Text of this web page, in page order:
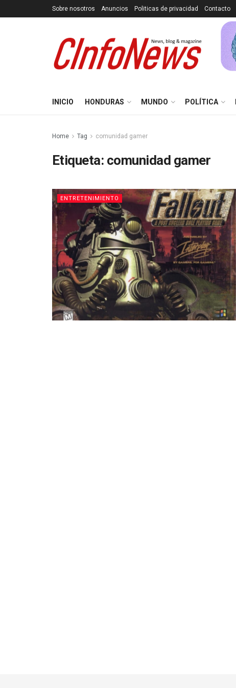
Sobre nosotros Anuncios Politicas de privacidad Contacto
INICIO HONDURAS MUNDO POLÍTICA
Home Tag comunidad gamer
Etiqueta: comunidad gamer
ENTRETENIMIENTO